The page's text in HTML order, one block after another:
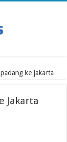
ke jakarta
Jakarta